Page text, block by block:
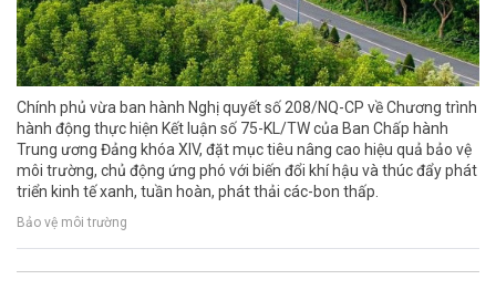
Chính phủ vừa ban hành Nghị quyết số 208/NQ-CP về Chương trình
hành động thực hiện Kết luận số 75-KL/TW của Ban Chấp hành
Trung ương Đảng khóa XIV, đặt mục tiêu nâng cao hiệu quả bảo vệ
môi trường, chủ động ứng phó với biến đổi khí hậu và thúc đẩy phát
triển kinh tế xanh, tuần hoàn, phát thải các-bon thấp.
Bảo vệ môi trường